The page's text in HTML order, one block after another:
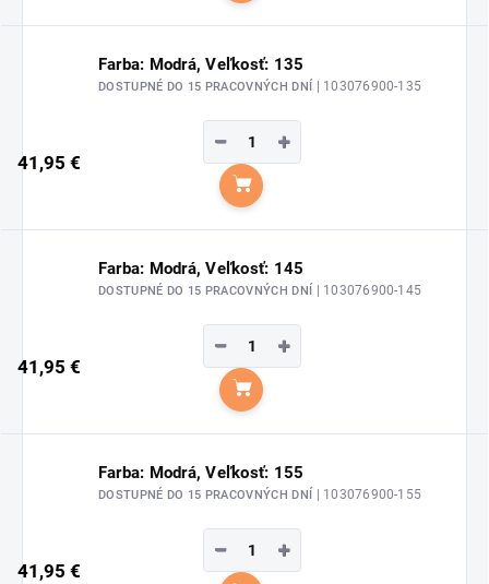
Farba: Modrá, Veľkosť: 135
DOSTUPNÉ DO 15 PRACOVNÝCH DNÍ | 103076900-135
41,95 €
+
−
Do košíka
Farba: Modrá, Veľkosť: 145
DOSTUPNÉ DO 15 PRACOVNÝCH DNÍ | 103076900-145
41,95 €
+
−
Do košíka
Farba: Modrá, Veľkosť: 155
DOSTUPNÉ DO 15 PRACOVNÝCH DNÍ | 103076900-155
41,95 €
+
−